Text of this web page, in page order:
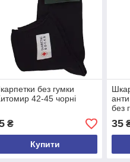
без гумки
42-45 чорні
₴
Купити
без
35